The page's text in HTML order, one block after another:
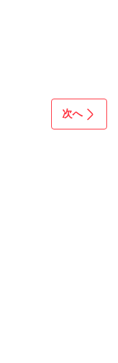
次へ